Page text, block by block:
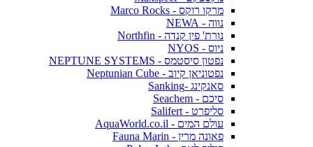
מרקו רוקס - Marco Rocks
נווה - NEWA
נורת' פין קנדה - Northfin
ניוס - NYOS
נפטון סיסטמס - NEPTUNE SYSTEMS
נפטוניאן קיוב - Neptunian Cube
סאנקינג -Sanking
סיכם - Seachem
סליפרט - Salifert
עולם המים - AquaWorld.co.il
פאונה מרין - Fauna Marin